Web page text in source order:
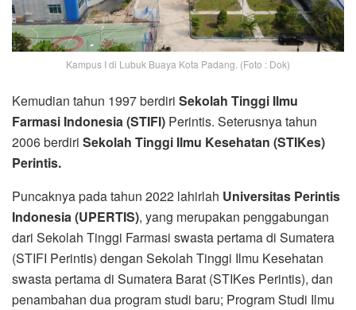
Kampus I di Lubuk Buaya Kota Padang. (Foto : Dok)
Kemudian tahun 1997 berdiri Sekolah Tinggi Ilmu
Farmasi Indonesia (STIFI) Perintis. Seterusnya tahun
2006 berdiri Sekolah Tinggi Ilmu Kesehatan (STIKes)
Perintis.
Puncaknya pada tahun 2022 lahirlah Universitas Perintis
Indonesia (UPERTIS), yang merupakan penggabungan
dari Sekolah Tinggi Farmasi swasta pertama di Sumatera
(STIFI Perintis) dengan Sekolah Tinggi Ilmu Kesehatan
swasta pertama di Sumatera Barat (STIKes Perintis), dan
penambahan dua program studi baru; Program Studi Ilmu